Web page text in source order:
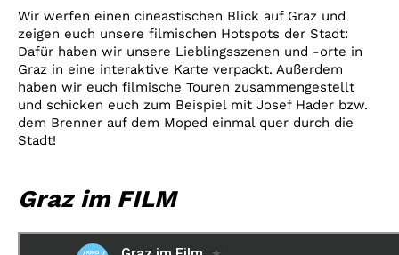
Suche
Wir werfen einen cineastischen Blick auf Graz und
zeigen euch unsere filmischen Hotspots der Stadt:
Dafür haben wir unsere Lieblingsszenen und -orte in
Graz in eine interaktive Karte verpackt. Außerdem
haben wir euch filmische Touren zusammengestellt
und schicken euch zum Beispiel mit Josef Hader bzw.
dem Brenner auf dem Moped einmal quer durch die
Stadt!
Graz im FILM